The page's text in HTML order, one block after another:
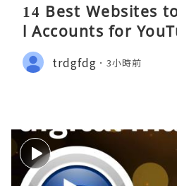
14 Best Websites
l Accounts for
trdgfdg 3小時前